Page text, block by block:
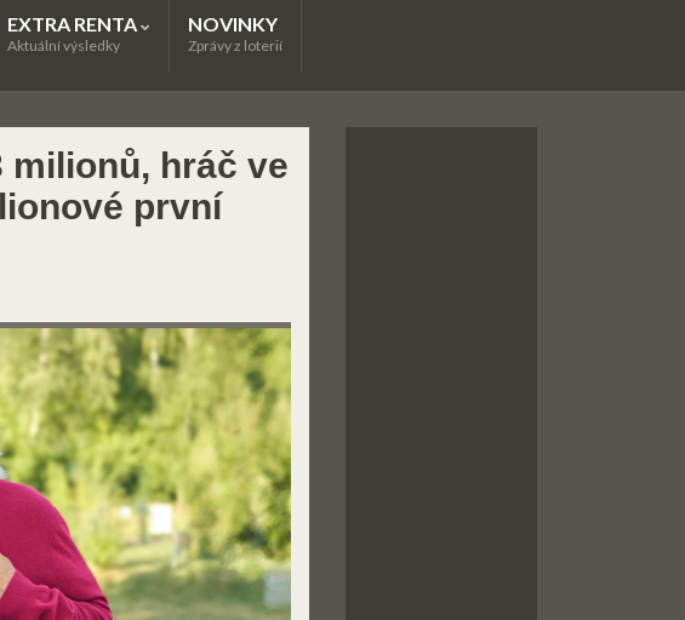
EXTRA RENTA
Aktuální výsledky
NOVINKY
Zprávy z loterií
milionů, hráč ve
první